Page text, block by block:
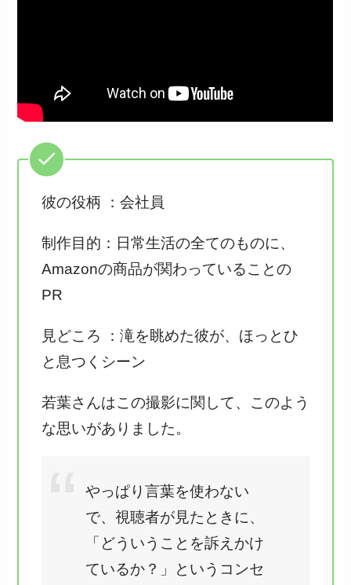
彼の役柄 ：会社員
制作目的：日常生活の全てのものに、
Amazonの商品が関わっていることの
PR
見どころ ：滝を眺めた彼が、ほっとひ
と息つくシーン
若葉さんはこの撮影に関して、このよう
な思いがありました。
やっぱり言葉を使わない
で、視聴者が見たときに、
「どういうことを訴えかけ
ているか？」というコンセ